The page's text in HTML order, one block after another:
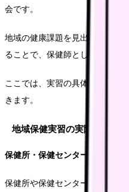
会です。
地域の健康課題を見出し、解決
ることで、保健師として必要な
ここでは、実習の具体的な内容
きます。
地域保健実習の実際
保健所・保健センターでの実習内
保健所や保健センターでの実習